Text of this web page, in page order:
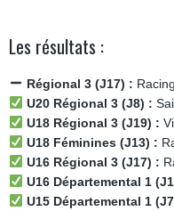
Les résultats :
Régional 3 (J17) :
U20 Régional 3 (J8) :
U18 Régional 3 (J19) :
U18 Féminines (J13) :
U16 Régional 3 (J17) :
U16 Départemental 1
U15 Départemental 1